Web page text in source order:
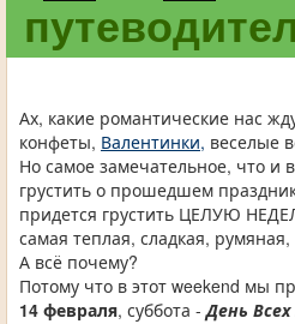
Ах, какие романтические нас
конфеты, Валентинки, веселые
Но самое замечательное, что и
грустить о прошедшем
придется грустить ЦЕЛУЮ
самая теплая, сладкая,
А всё почему?
Потому что в этот weekend мы
14 февраля, суббота -День